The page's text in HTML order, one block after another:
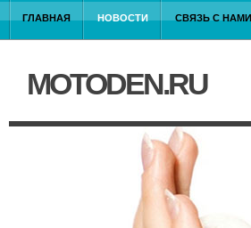
ГЛАВНАЯ НОВОСТИ СВЯЗЬ С НАМИ
MOTODEN.RU